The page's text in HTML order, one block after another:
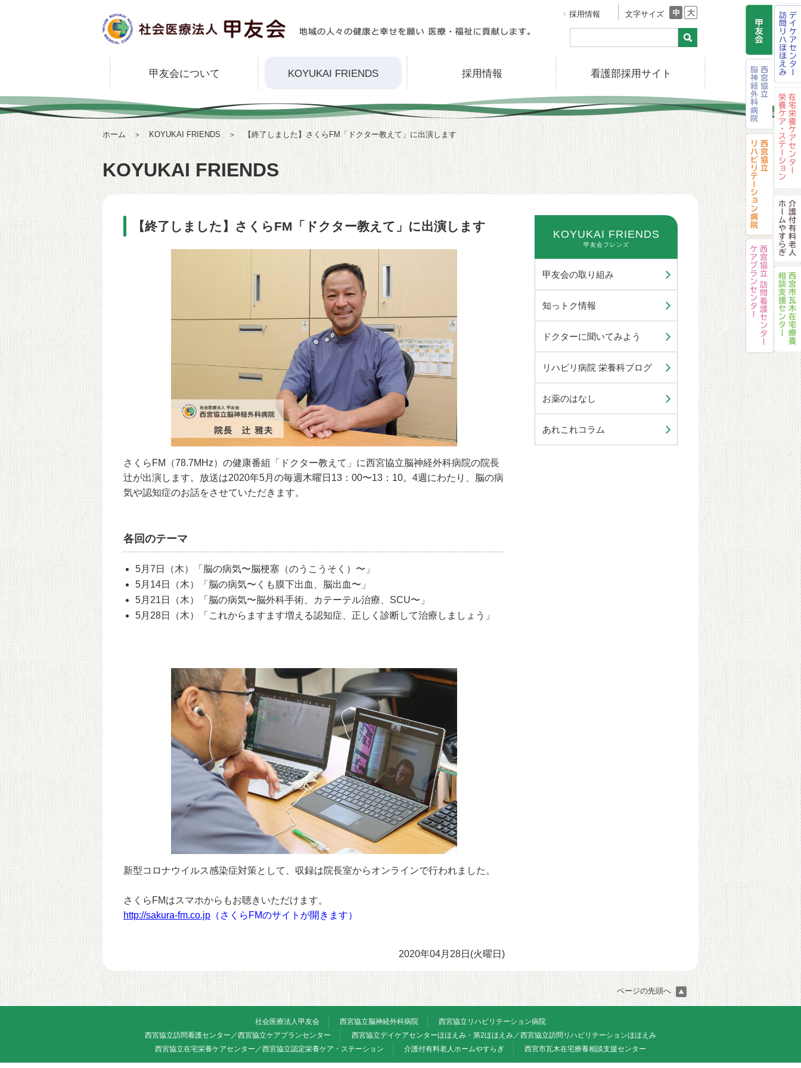
採用情報 文字サイズ
甲友会について KOYUKAI FRIENDS 採用情報 看護部採用サイト
ホーム＞KOYUKAI FRIENDS＞ 【終了しました】さくらFM「ドクター教えて」に出演します
KOYUKAI FRIENDS
【終了しました】さくらFM「ドクター教えて」に出演します
さくらFM（78.7MHz）の健康番組「ドクター教えて」に西宮協立脳神経外科病院の院長
辻が出演します。放送は2020年5月の毎週木曜日13：00〜13：10。4週にわたり、脳の病
気や認知症のお話をさせていただきます。
各回のテーマ
5月7日（木）「脳の病気〜脳梗塞（のうこうそく）〜」
5月14日（木）「脳の病気〜くも膜下出血、脳出血〜」
5月21日（木）「脳の病気〜脳外科手術、カテーテル治療、SCU〜」
5月28日（木）「これからますます増える認知症、正しく診断して治療しましょう」
新型コロナウイルス感染症対策として、収録は院長室からオンラインで行われました。
さくらFMはスマホからもお聴きいただけます。
http://sakura-fm.co.jp （さくらFMのサイトが開きます）
2020年04月28日(火曜日)
KOYUKAI FRIENDS
甲友会フレンズ
甲友会の取り組み
知っトク情報
ドクターに聞いてみよう
リハビリ病院 栄養科ブログ
お薬のはなし
あれこれコラム
ページの先頭へ
社会医療法人甲友会 西宮協立脳神経外科病院
西宮協立リハビリテーション病院
西宮協立訪問看護センター／西宮協立ケアプランセンター
西宮協立デイケアセンターほほえみ・第2ほほえみ／西宮協立訪問リハビリテーションほほえみ
西宮協立在宅栄養ケアセンター／西宮協立認定栄養ケア・ステーション
介護付有料老人ホームやすらぎ 西宮市瓦木在宅療養相談支援センター